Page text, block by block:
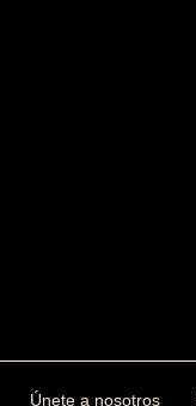
Únete a nosotros